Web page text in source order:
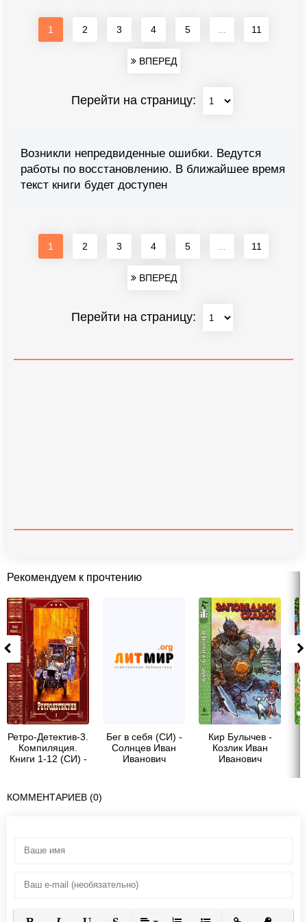
1 2 3 4 5 11
ВПЕРЕД
Перейти на страницу:
Возникли непредвиденные ошибки. Ведутся
работы по восстановлению. В ближайшее время
текст книги будет доступен
1 2 3 4 5 11
ВПЕРЕД
Перейти на страницу:
Рекомендуем к прочтению
Ретро-Детектив-3.
Компиляция.
Книги 1-12 (СИ) -
Бег в себя (СИ) -
Солнцев Иван
Иванович
Кир Булычев -
Козлик Иван
Иванович
КОММЕНТАРИЕВ (0)